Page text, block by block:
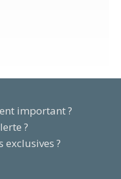
important ?
?
exclusives ?